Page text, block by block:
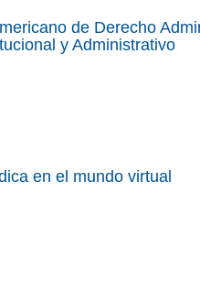
de Derecho
y Administrativo
en el mundo virtual